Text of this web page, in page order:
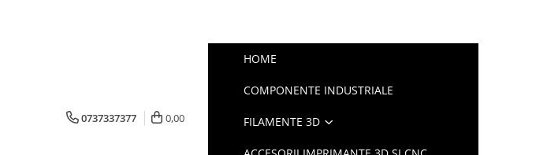
0737337377 0,00
HOME
COMPONENTE INDUSTRIALE
FILAMENTE 3D